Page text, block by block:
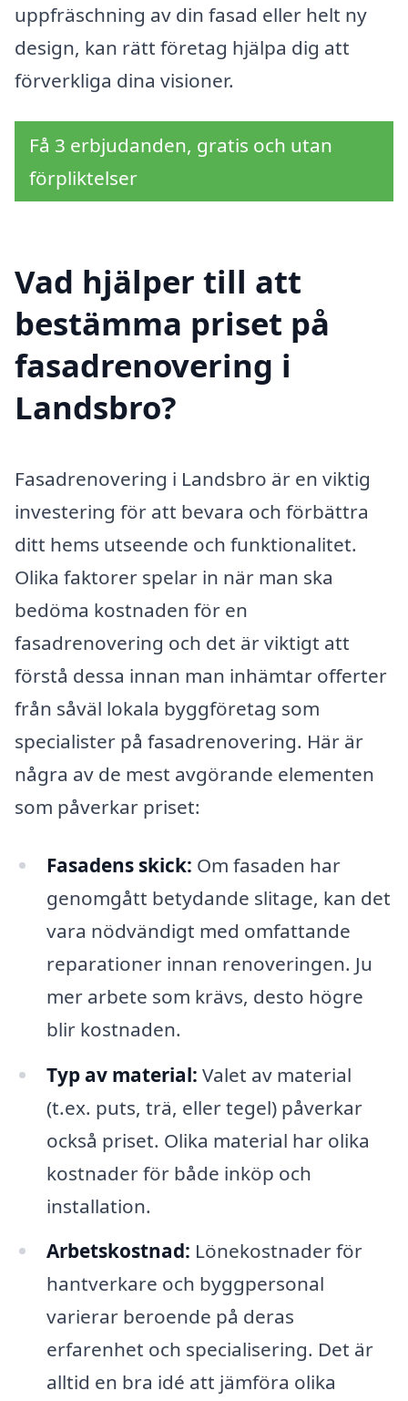
uppfräschning av din fasad eller helt ny
design, kan rätt företag hjälpa dig att
förverkliga dina visioner.
Få 3 erbjudanden, gratis och utan
förpliktelser
Vad hjälper till att
bestämma priset på
fasadrenovering i
Landsbro?
Fasadrenovering i Landsbro är en viktig
investering för att bevara och förbättra
ditt hems utseende och funktionalitet.
Olika faktorer spelar in när man ska
bedöma kostnaden för en
fasadrenovering och det är viktigt att
förstå dessa innan man inhämtar offerter
från såväl lokala byggföretag som
specialister på fasadrenovering. Här är
några av de mest avgörande elementen
som påverkar priset:
Fasadens skick: Om fasaden har
genomgått betydande slitage, kan det
vara nödvändigt med omfattande
reparationer innan renoveringen. Ju
mer arbete som krävs, desto högre
blir kostnaden.
Typ av material: Valet av material
(t.ex. puts, trä, eller tegel) påverkar
också priset. Olika material har olika
kostnader för både inköp och
installation.
Arbetskostnad: Lönekostnader för
hantverkare och byggpersonal
varierar beroende på deras
erfarenhet och specialisering. Det är
alltid en bra idé att jämföra olika